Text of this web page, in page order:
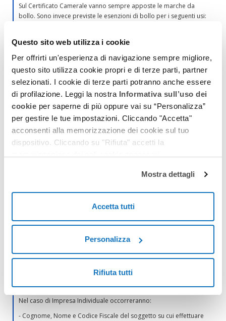
Questo sito web utilizza i cookie
Per offrirti un'esperienza di navigazione sempre migliore,
questo sito utilizza cookie propri e di terze parti, partner
selezionati. I cookie di terze parti potranno anche essere
di profilazione. Leggi la nostra Informativa sull’uso dei
cookie per saperne di più oppure vai su “Personalizza”
per gestire le tue impostazioni. Cliccando "Accetta"
acconsenti alla memorizzazione dei cookie sul tuo
dispositivo. Cliccando su "Rifiuta" accetti la
Mostra dettagli
Accetta tutti
Personalizza
Rifiuta tutti
Sul Certificato Camerale vanno sempre apposte le marche da
bollo. Sono invece previste le esenzioni di bollo per i seguenti usi:
- FINANZIAMENTI
- TRIBUTI ONLUS
- PRODOTTI PETROLIFERI
Il Certificato Camerale può essere richiesto per
tutte le Società o individui iscritti in Camera di
Commercio?
Il Documento può essere richiesto solo per le categorie
ottenere il Certificato Camerale per gli Albi professionali, quali
abbiano uno Studio Associato e quindi figurino come Società a
Che dati occorrono per avere un Certificato
E’ necessario innanzitutto distinguere se si tratta di un'impresa
Individuale o di un'Azienda.Nel caso di Azienda occorreranno:
- Partita Iva o Ragione Sociale (Denominazione Azienda)
Nel caso di Impresa Individuale occorreranno:
- Cognome, Nome e Codice Fiscale del soggetto su cui effettuare